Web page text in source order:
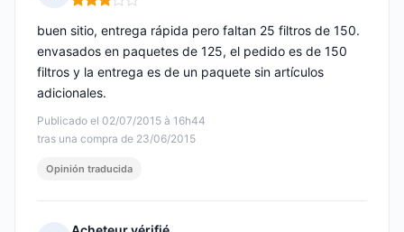
Nota: 3 de 5
Publicado el 02/07/2015 à 16h44
tras una compra de 23/06/2015
buen sitio, entrega rápida pero faltan 25 filtros de 150.
envasados en paquetes de 125, el pedido es de 150
filtros y la entrega es de un paquete sin artículos
adicionales.
Opinión traducida